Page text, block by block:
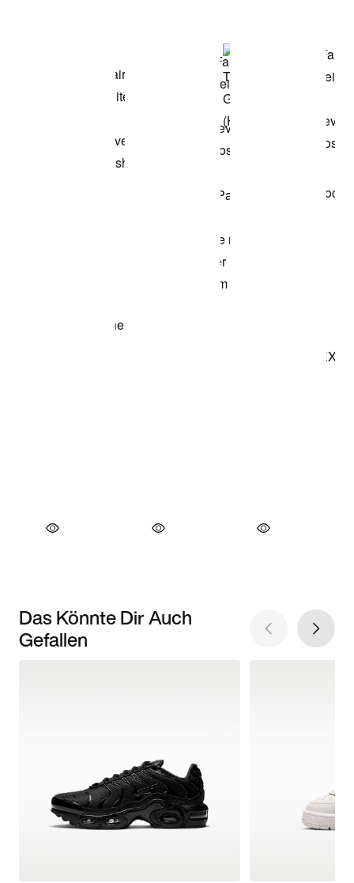
Das Könnte Dir Auch
Gefallen